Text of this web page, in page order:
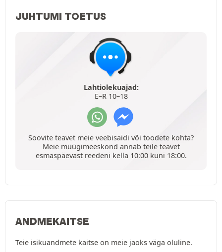
JUHTUMI TOETUS
Lahtiolekuajad:
E–R 10–18
Soovite teavet meie veebisaidi või toodete kohta?
Meie müügimeeskond annab teile teavet
esmaspäevast reedeni kella 10:00 kuni 18:00.
ANDMEKAITSE
Teie isikuandmete kaitse on meie jaoks väga oluline.